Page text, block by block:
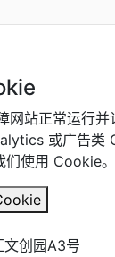
网站正常运行并
或广告类
使用 Cookie。
文创园A3号